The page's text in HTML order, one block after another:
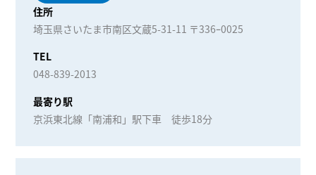
住所
埼玉県さいたま市南区文蔵5-31-11 〒336ｰ0025
TEL
048-839-2013
最寄り駅
京浜東北線「南浦和」駅下車 徒歩18分